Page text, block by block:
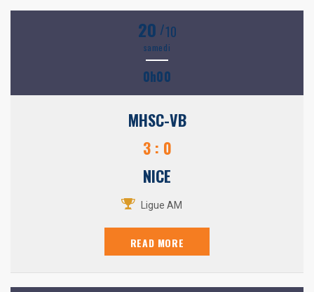
20 /10
samedi
0h00
MHSC-VB
3 : 0
NICE
Ligue AM
READ MORE